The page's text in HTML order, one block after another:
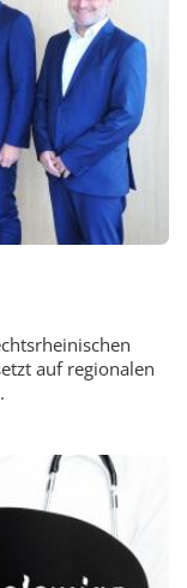
auf regionalen